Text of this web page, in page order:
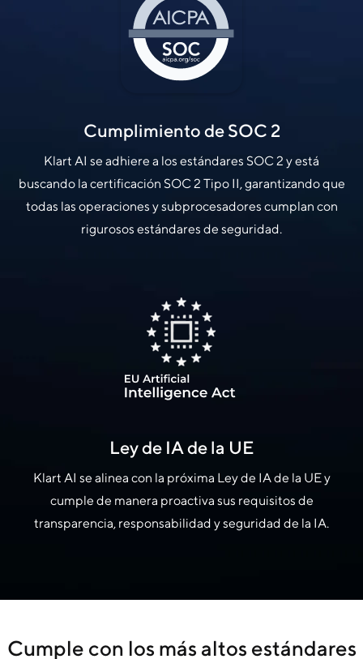
Cumplimiento de SOC 2
Klart AI se adhiere a los estándares SOC 2 y está
buscando la certificación SOC 2 Tipo II, garantizando que
todas las operaciones y subprocesadores cumplan con
rigurosos estándares de seguridad.
Ley de IA de la UE
Klart AI se alinea con la próxima Ley de IA de la UE y
cumple de manera proactiva sus requisitos de
transparencia, responsabilidad y seguridad de la IA.
Cumple con los más altos estándares